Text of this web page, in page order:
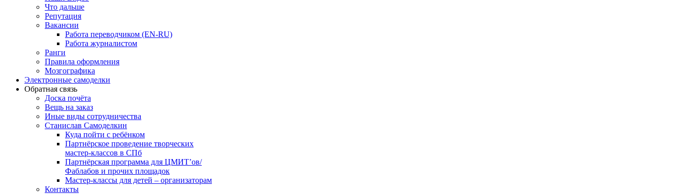
Что дальше
Репутация
Вакансии
Работа переводчиком (EN-RU)
Работа журналистом
Ранги
Правила оформления
Мозгографика
Электронные самоделки
Обратная связь
Доска почёта
Вещь на заказ
Иные виды сотрудничества
Станислав Самоделкин
Куда пойти с ребёнком
Партнёрское проведение творческих
мастер-классов в СПб
Партнёрская программа для ЦМИТ’ов/
Фаблабов и прочих площадок
Мастер-классы для детей – организаторам
Контакты